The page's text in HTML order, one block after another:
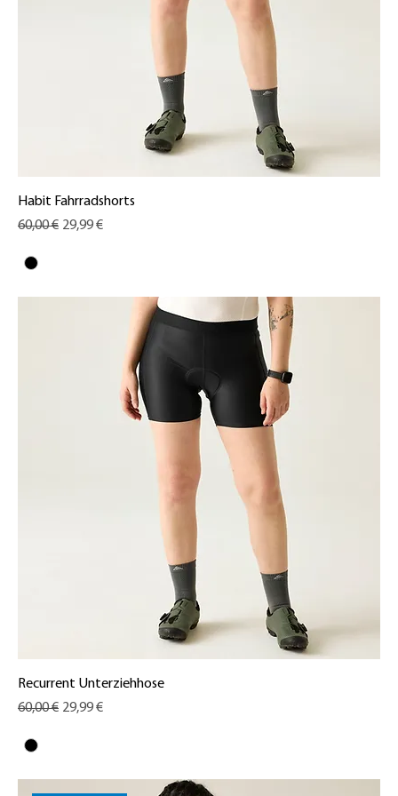
Habit Fahrradshorts
Standardpreis
60,00 € Sale-Preis
29,99 €
Recurrent Unterziehhose
Standardpreis
60,00 € Sale-Preis
29,99 €